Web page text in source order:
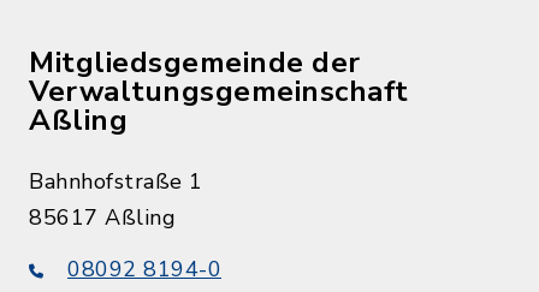
Mitgliedsgemeinde der
Verwaltungsgemeinschaft
Aßling
Bahnhofstraße 1
85617 Aßling
08092 8194-0